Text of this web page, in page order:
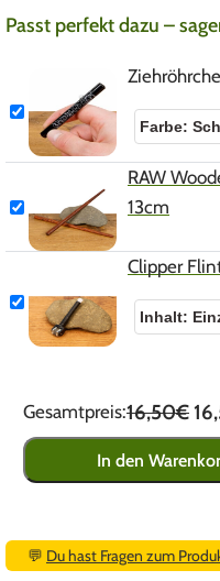
Passt perfekt dazu –
RAW
13cm
Clipper
Gesamtpreis:16,50€
In den
💬 Du hast Fragen zum